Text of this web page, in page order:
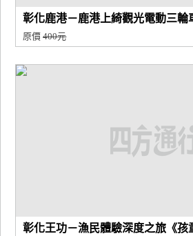
彰化鹿港－鹿港上綺觀光電動三輪
原價400元
彰化王功－漁民體驗深度之旅《孩